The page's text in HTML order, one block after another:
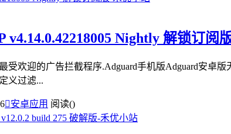
Nightly 解锁订阅
受欢迎的广告拦截程序.Adguard手机版Adguard安
义过滤...
安卓应用 阅读()